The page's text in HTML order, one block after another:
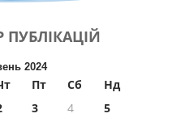
ПУБЛІКАЦІЙ
2024
Пт Сб
Нд
3 4
5